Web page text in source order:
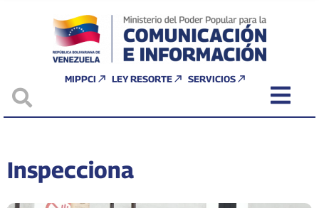
MIPPCI LEY RESORTE SERVICIOS
Inspecciona